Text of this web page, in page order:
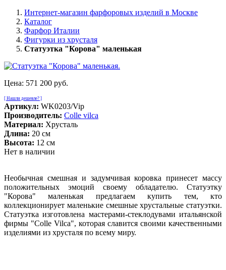
Интернет-магазин фарфоровых изделий в Москве
Каталог
Фарфор Италии
Фигурки из хрусталя
Статуэтка "Корова" маленькая
Цена: 571 200 руб.
[ Нашли дешевле? ]
Артикул: WK0203/Vip
Производитель: Colle vilca
Материал: Хрусталь
Длина: 20 см
Высота: 12 см
Нет в наличии
Необычная смешная и задумчивая коровка принесет массу
положительных эмоций своему обладателю. Статуэтку
"Корова" маленькая предлагаем купить тем, кто
коллекционирует маленькие смешные хрустальные статуэтки.
Статуэтка изготовлена мастерами-стеклодувами итальянской
фирмы "Colle Vilca", которая славится своими качественными
изделиями из хрусталя по всему миру.